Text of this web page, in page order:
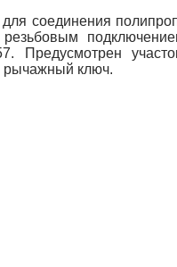
соединения
Предусмотрен
рычажный ключ.